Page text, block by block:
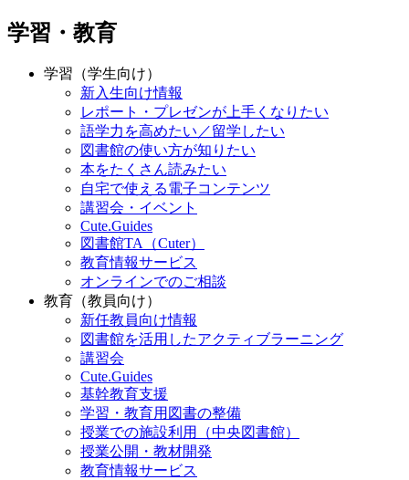
学習・教育
学習（学生向け）
新入生向け情報
レポート・プレゼンが上手くなりたい
語学力を高めたい／留学したい
図書館の使い方が知りたい
本をたくさん読みたい
自宅で使える電子コンテンツ
講習会・イベント
Cute.Guides
図書館TA（Cuter）
教育情報サービス
オンラインでのご相談
教育（教員向け）
新任教員向け情報
図書館を活用したアクティブラーニング
講習会
Cute.Guides
基幹教育支援
学習・教育用図書の整備
授業での施設利用（中央図書館）
授業公開・教材開発
教育情報サービス